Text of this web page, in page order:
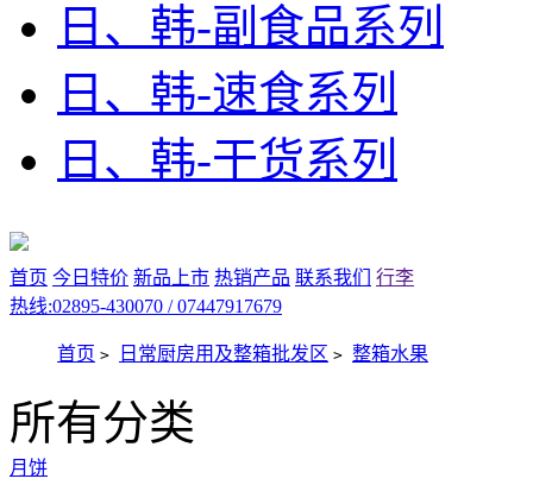
日、韩-副食品系列
日、韩-速食系列
日、韩-干货系列
首页 今日特价 新品上市 热销产品 联系我们
行李
热线:02895-430070 / 07447917679
首页 > 日常厨房用及整箱批发区 > 整箱水果
所有分类
月饼